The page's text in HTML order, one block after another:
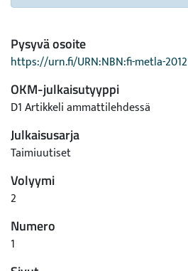
Pysyvä osoite
https://urn.fi/URN:NBN:fi-metla-
OKM-julkaisutyyppi
D1 Artikkeli ammattilehdessä
Julkaisusarja
Taimiuutiset
Volyymi
2
Numero
1